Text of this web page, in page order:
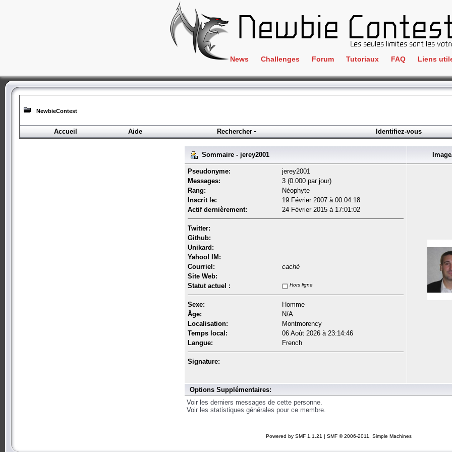
News Challenges
Crackme
ClientSide
Forensics
Programmation
Stéganographie
Wargame
Forum Tutoriaux FAQ Liens
IRC
NewbieContest
Accueil
Aide Rechercher Identifiez-vous
Sommaire - jerey2001
Pseudonyme:
jerey2001
Messages:
3 (0.000 par jour)
Rang:
Néophyte
Inscrit le:
19 Février 2007 à 00:04:18
Actif dernièrement:
24 Février 2015 à 17:01:02
Twitter:
Github:
Unikard:
Yahoo! IM:
Courriel:
caché
Site Web:
Statut actuel :
Hors ligne
Sexe:
Homme
Âge:
N/A
Localisation:
Montmorency
Temps local:
06 Août 2026 à 23:14:46
Langue:
French
Signature:
Options Supplémentaires:
Voir les derniers messages de cette personne.
Voir les statistiques générales pour ce membre.
Powered by SMF 1.1.21 | SMF © 2006-2011, Simple Machines